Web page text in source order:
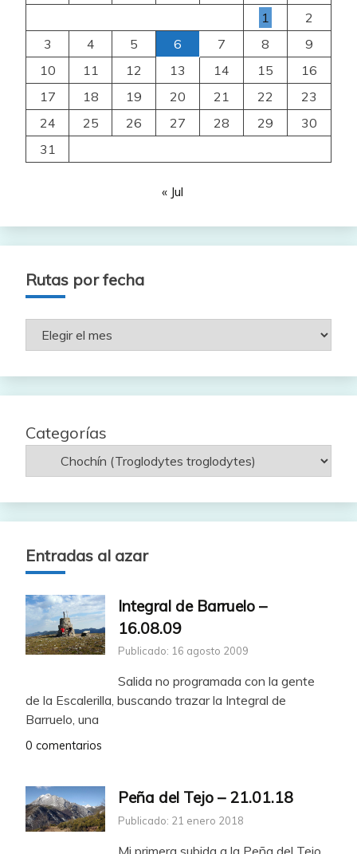
1
2
3
4 5 6 7 8
9
10
11 12 13 14 15
16
17
18 19 20 21 22
23
24
25 26 27 28 29
30
31
« Jul
Rutas por fecha
Rutas
Categorías
Entradas al azar
Integral de Barruelo –
16.08.09
Publicado: 16 agosto 2009
Salida no programada con la gente
de la Escalerilla, buscando trazar la Integral de
Barruelo, una
0 comentarios
Peña del Tejo – 21.01.18
Publicado: 21 enero 2018